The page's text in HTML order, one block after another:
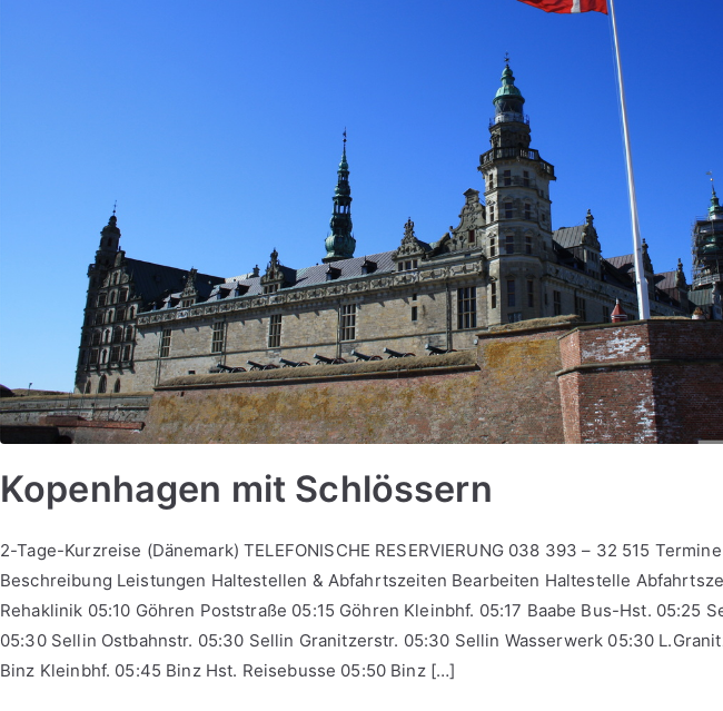
Kopenhagen mit Schlössern
2-Tage-Kurzreise (Dänemark) TELEFONISCHE RESERVIERUNG 038 393 – 32 515
Beschreibung Leistungen Haltestellen & Abfahrtszeiten Bearbeiten Haltestelle
Rehaklinik 05:10 Göhren Poststraße 05:15 Göhren Kleinbhf. 05:17 Baabe Bus-Hst. 05:25
05:30 Sellin Ostbahnstr. 05:30 Sellin Granitzerstr. 05:30 Sellin Wasserwerk 05:30
Binz Kleinbhf. 05:45 Binz Hst. Reisebusse 05:50 Binz […]